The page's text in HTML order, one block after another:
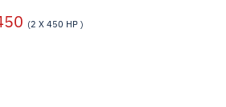
(2 X 450 HP )